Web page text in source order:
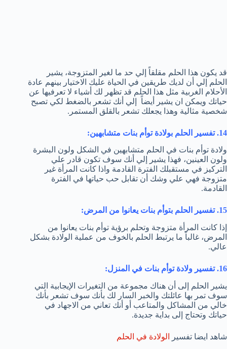
قد يكون هذا الحلم مقلقاً إلي حد ما لغير المتزوجة، يشير
الحلم إلي أن لديك طريقين في الحياة عليك الاختيار بينهم عادة
الأحلام الغربية مثل هذا الحلم قد تظهر لك أشياء لا تعرفيها عن
حياتك ويمكن ان يشير أيضاً إلي أنك تشعر بالضغط لكي تصبح
شخصية مثالية وهذا يجعلك تشعر بالقلق المستمر.
14. تفسير الحلم بولادة توأم بنات متشابهين:
ولادة توأم بنات في الحلم متشابهين في الشكل ولون البشرة
ولون العينين، فهذا يشير إلي أنك سوف تكون قادر علي
التركيز في مستقبلك الفترة القادمة واذا كانت المرأة غير
متزوجة فهي علي وشك أن تقابل حب حياتها في الفترة
القادمة.
15. تفسير الحلم بتوأم بنات يعانوا من المرض:
إذا كانت المرأة متزوجة وتحلم برؤية توأم بنات يعانوا من
المرض، غالباً ما يرتبط الحلم بالخوف من عملية الولادة بشكل
عالي.
16. تفسير ولادة توأم بنات في المنزل:
يشير الحلم إلى أن هناك مجموعة من التغيرات الإيجابية التي
سوف تمر بها عائلتك والخبر السار لك بأنك سوف تشعر بأنك
خالي من المشاكل والمتاعب أو أنك تعاني من الاجهاد في
حياتك وتحتاج إلى بداية جديدة.
شاهد ايضا تفسير الولادة في الحلم